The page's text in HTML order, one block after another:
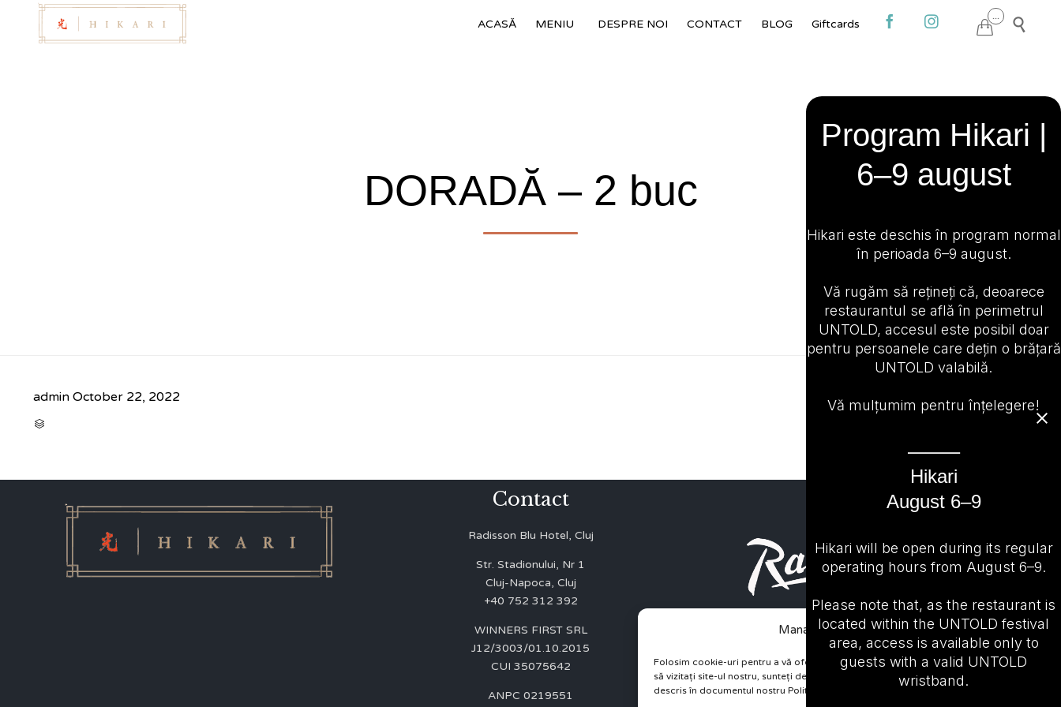
Manage Cookie Consent
Folosim cookie-uri pentru a vă oferi cea mai bună experiență posibilă. Continuând
să vizitați site-ul nostru, sunteți de acord cu utilizarea cookie-urilor așa cum este
descris în documentul nostru Politica de utilizare cookie-uri
Skip
to
ACASĂ MENIU DESPRE NOI CONTACT BLOG Giftcards   
...

DORADĂ – 2 buc
admin October 22, 2022

Contact
Radisson Blu Hotel, Cluj
Str. Stadionului, Nr 1
Cluj-Napoca, Cluj
+40 752 312 392
WINNERS FIRST SRL
J12/3003/01.10.2015
CUI 35075642
ANPC 0219551
Program Hikari |
6–9 august
Hikari este deschis în program normal
în perioada 6–9 august.
Vă rugăm să rețineți că, deoarece
restaurantul se află în perimetrul
UNTOLD, accesul este posibil doar
pentru persoanele care dețin o brățară
UNTOLD valabilă.
Vă mulțumim pentru înțelegere!
⸻
Hikari
August 6–9
Hikari will be open during its regular
operating hours from August 6–9.
Please note that, as the restaurant is
located within the UNTOLD festival
area, access is available only to
guests with a valid UNTOLD
wristband.